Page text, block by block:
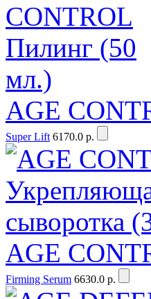
AGE
Super Lift 6170.0 р.
AGE
Firming Serum 6630.0 р.